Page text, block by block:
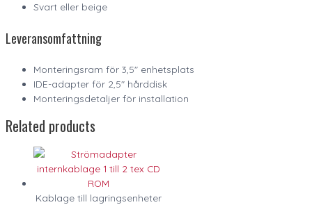
Svart eller beige
Leveransomfattning
Monteringsram för 3,5″ enhetsplats
IDE-adapter för 2,5″ hårddisk
Monteringsdetaljer för installation
Related products
Kablage till lagringsenheter